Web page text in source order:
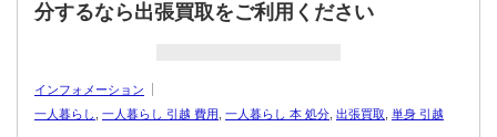
分するなら出張買取をご利用ください
インフォメーション
一人暮らし , 一人暮らし 引越 費用 , 一人暮らし 本 処分, 出張買取, 単身 引越